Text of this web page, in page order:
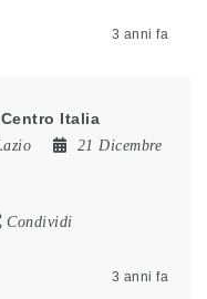
3 anni fa
Italia
21 Dicembre
Condividi
3 anni fa